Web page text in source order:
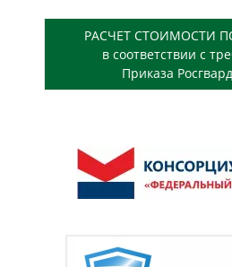
РАСЧЕТ СТОИМОСТИ
в соответствии с
Приказа